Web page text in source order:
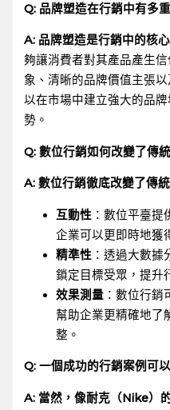
Q: 品牌塑造在行銷中有多
A: 品牌塑造是行銷中的核
夠讓消費者對其產品產生
象、清晰的品牌價值主張
以在市場中建立強大的品
勢。
Q: 數位行銷如何改變了傳
A: 數位行銷徹底改變了傳
互動性 ：數位平臺提
企業可以更即時地獲
精準性 ：透過大數
鎖定目標受眾，提升
效果測量 ：數位行銷
幫助企業更精確地了
整。
Q: 一個成功的行銷案例可
A: 當然，像耐克（Nike）